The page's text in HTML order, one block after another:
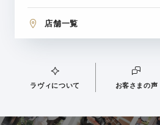
店舗一覧
ラヴィについて お客さまの声